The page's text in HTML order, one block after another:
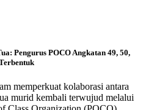
Pengurus POCO Angkatan 49, 50,
memperkuat kolaborasi antara
murid kembali terwujud melalui